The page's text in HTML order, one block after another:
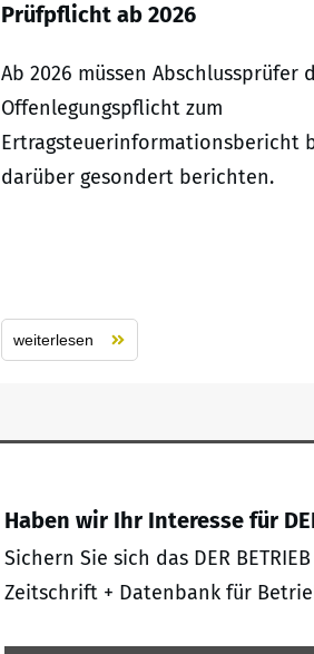
Prüfpflicht ab 2026
Ab 2026 müssen Abschlussprüfer
Offenlegungspflicht zum
Ertragsteuerinformationsbericht
darüber gesondert berichten.
weiterlesen
Haben wir Ihr Interesse für
Sichern Sie sich das DER
Zeitschrift + Datenbank für